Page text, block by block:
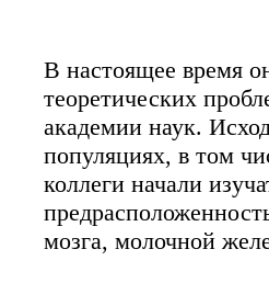
В настоящее время
теоретических
академии наук.
популяциях, в том
коллеги начали
мозга, молочной